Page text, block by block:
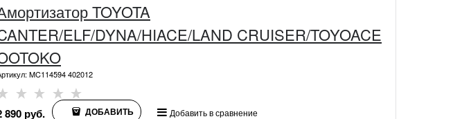
TOYOTA
ELF/DYNA/HIACE/LAND CRUISER/TOYOACE
MC114594 402012
890 руб. ДОБАВИТЬ Добавить в сравнение